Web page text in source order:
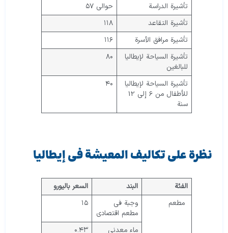
تأشيرة الدراسة
حوالي ٥٧
تأشيرة التقاعد
١١٨
تأشيرة مرافق الأسرة
١١٦
تأشيرة السياحة لإيطاليا
للبالغين
٨٠
تأشيرة السياحة لإيطاليا
للأطفال من 6 إلى 12
سنة
٤٠
نظرة على تكاليف المعيشة في إيطاليا
الفئة البند
السعر باليورو
مطعم
وجبة في
مطعم اقتصادي
١٥
ماء معدني ٠.٤٣